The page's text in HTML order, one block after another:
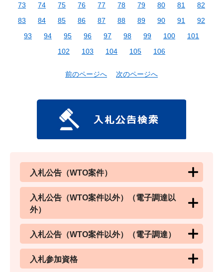
73
74 75 76 77 78 79 80 81
82
83
84 85 86 87 88 89 90 91
92
93
94 95 96 97 98 99 100
101
102
103 104 105 106
前のページへ 次のページへ
入札公告（WTO案件）
入札公告（WTO案件以外）（電子調達以
外）
入札公告（WTO案件以外）（電子調達）
入札参加資格